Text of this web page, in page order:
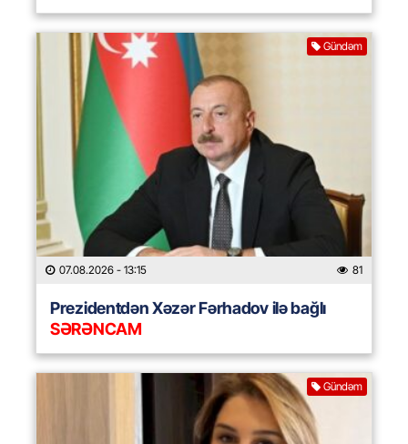
Gündəm
07.08.2026 - 13:15 81
Prezidentdən Xəzər Fərhadov ilə bağlı
SƏRƏNCAM
Gündəm